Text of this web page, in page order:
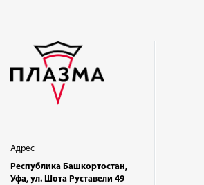
Адрес
Республика Башкортостан,
Уфа, ул. Шота Руставели 49